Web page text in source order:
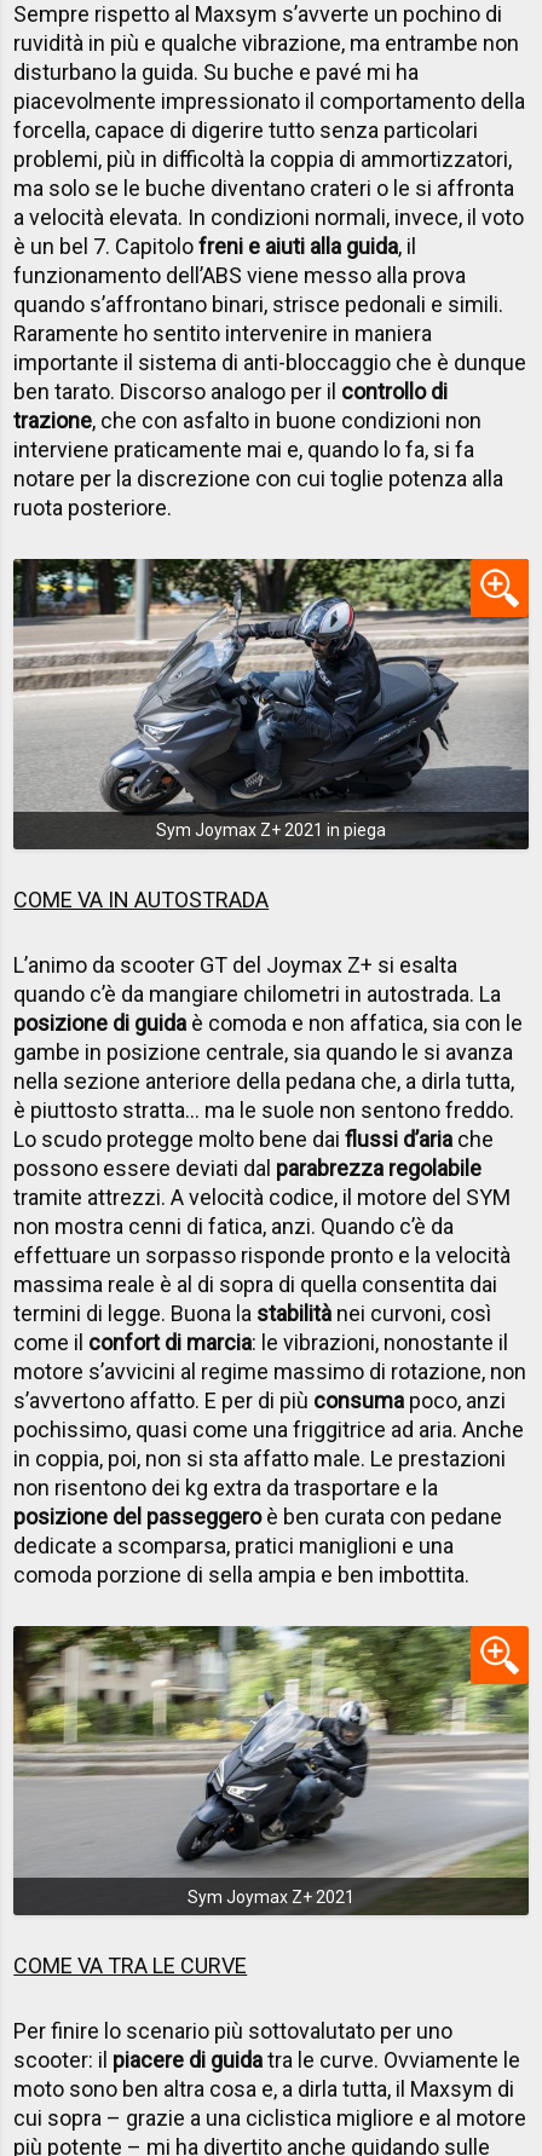
Sempre rispetto al Maxsym s’avverte un pochino di
ruvidità in più e qualche vibrazione, ma entrambe non
disturbano la guida. Su buche e pavé mi ha
piacevolmente impressionato il comportamento della
forcella, capace di digerire tutto senza particolari
problemi, più in difficoltà la coppia di ammortizzatori,
ma solo se le buche diventano crateri o le si affronta
a velocità elevata. In condizioni normali, invece, il voto
è un bel 7. Capitolofreni e aiuti alla guida, il
funzionamento dell’ABS viene messo alla prova
quando s’affrontano binari, strisce pedonali e simili.
Raramente ho sentito intervenire in maniera
importante il sistema di anti-bloccaggio che è dunque
ben tarato. Discorso analogo per il controllo di
trazione, che con asfalto in buone condizioni non
interviene praticamente mai e, quando lo fa, si fa
notare per la discrezione con cui toglie potenza alla
ruota posteriore.
Sym Joymax Z+ 2021 in piega
COME VA IN AUTOSTRADA
L’animo da scooter GT del Joymax Z+ si esalta
quando c’è da mangiare chilometri in autostrada. La
posizione di guida è comoda e non affatica, sia con le
gambe in posizione centrale, sia quando le si avanza
nella sezione anteriore della pedana che, a dirla tutta,
è piuttosto stratta… ma le suole non sentono freddo.
Lo scudo protegge molto bene daiflussi d’aria che
possono essere deviati dal parabrezza regolabile
tramite attrezzi. A velocità codice, il motore del SYM
non mostra cenni di fatica, anzi. Quando c’è da
effettuare un sorpasso risponde pronto e la velocità
massima reale è al di sopra di quella consentita dai
termini di legge. Buona la stabilità nei curvoni, così
come il confort di marcia: le vibrazioni, nonostante il
motore s’avvicini al regime massimo di rotazione, non
s’avvertono affatto. E per di più consuma poco, anzi
pochissimo, quasi come una friggitrice ad aria. Anche
in coppia, poi, non si sta affatto male. Le prestazioni
non risentono dei kg extra da trasportare e la
posizione del passeggeroè ben curata con pedane
dedicate a scomparsa, pratici maniglioni e una
comoda porzione di sella ampia e ben imbottita.
Sym Joymax Z+ 2021
COME VA TRA LE CURVE
Per finire lo scenario più sottovalutato per uno
scooter: il piacere di guidatra le curve. Ovviamente le
moto sono ben altra cosa e, a dirla tutta, il Maxsym di
cui sopra – grazie a una ciclistica migliore e al motore
più potente – mi ha divertito anche guidando sulle